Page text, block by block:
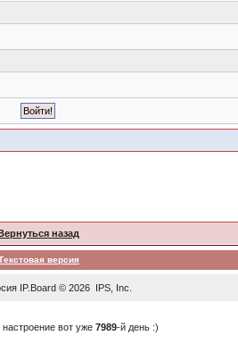
назад
версия
IP.Board© 2026 IPS, Inc
вот уже7989-й день :)